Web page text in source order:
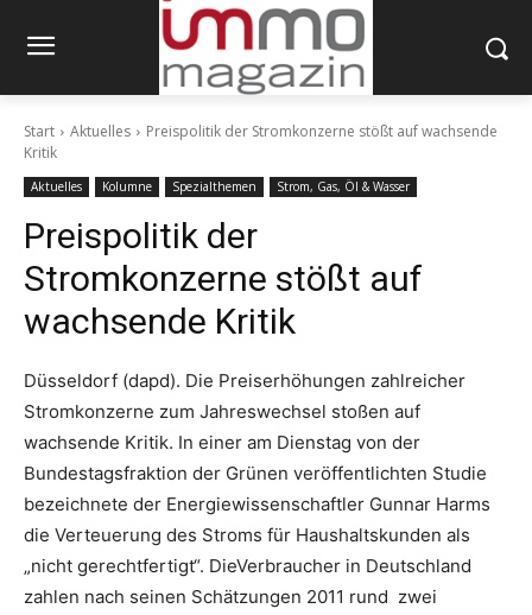
Start Aktuelles
Preispolitik der Stromkonzerne stößt auf wachsende
Kritik
Aktuelles Kolumne Spezialthemen Strom, Gas, Öl & Wasser
Preispolitik der
Stromkonzerne stößt auf
wachsende Kritik
Düsseldorf (dapd). Die Preiserhöhungen zahlreicher
Stromkonzerne zum Jahreswechsel stoßen auf
wachsende Kritik. In einer am Dienstag von der
Bundestagsfraktion der Grünen veröffentlichten Studie
bezeichnete der Energiewissenschaftler Gunnar Harms
die Verteuerung des Stroms für Haushaltskunden als
„nicht gerechtfertigt“. DieVerbraucher in Deutschland
zahlen nach seinen Schätzungen 2011 rund zwei